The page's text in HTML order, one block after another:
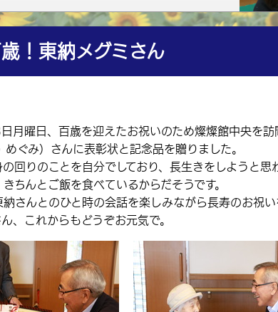
！東納メグミさん
曜日、百歳を迎えたお祝いのため燦燦館中央を訪
めぐみ）さんに表彰状と記念品を贈りました。
回りのことを自分でしており、長生きをしようと思
ちんとご飯を食べているからだそうです。
さんとのひと時の会話を楽しみながら長寿のお祝い
、これからもどうぞお元気で。